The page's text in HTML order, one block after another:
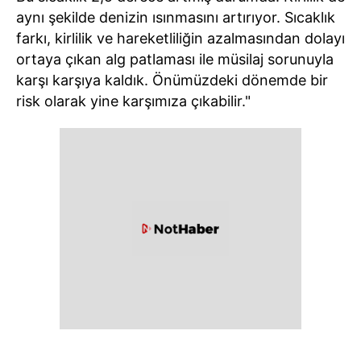
aynı şekilde denizin ısınmasını artırıyor. Sıcaklık
farkı, kirlilik ve hareketliliğin azalmasından dolayı
ortaya çıkan alg patlaması ile müsilaj sorunuyla
karşı karşıya kaldık. Önümüzdeki dönemde bir
risk olarak yine karşımıza çıkabilir."